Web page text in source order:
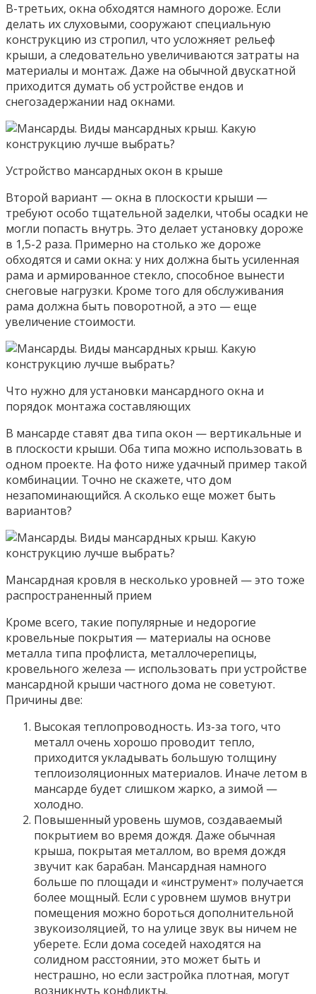
В-третьих, окна обходятся намного дороже. Если
делать их слуховыми, сооружают специальную
конструкцию из стропил, что усложняет рельеф
крыши, а следовательно увеличиваются затраты на
материалы и монтаж. Даже на обычной двускатной
приходится думать об устройстве ендов и
снегозадержании над окнами.
Устройство мансардных окон в крыше
Второй вариант — окна в плоскости крыши —
требуют особо тщательной заделки, чтобы осадки не
могли попасть внутрь. Это делает установку дороже
в 1,5-2 раза. Примерно на столько же дороже
обходятся и сами окна: у них должна быть усиленная
рама и армированное стекло, способное вынести
снеговые нагрузки. Кроме того для обслуживания
рама должна быть поворотной, а это — еще
увеличение стоимости.
Что нужно для установки мансардного окна и
порядок монтажа составляющих
В мансарде ставят два типа окон — вертикальные и
в плоскости крыши. Оба типа можно использовать в
одном проекте. На фото ниже удачный пример такой
комбинации. Точно не скажете, что дом
незапоминающийся. А сколько еще может быть
вариантов?
Мансардная кровля в несколько уровней — это тоже
распространенный прием
Кроме всего, такие популярные и недорогие
кровельные покрытия — материалы на основе
металла типа профлиста, металлочерепицы,
кровельного железа — использовать при устройстве
мансардной крыши частного дома не советуют.
Причины две:
Высокая теплопроводность. Из-за того, что
металл очень хорошо проводит тепло,
приходится укладывать большую толщину
теплоизоляционных материалов. Иначе летом в
мансарде будет слишком жарко, а зимой —
холодно.
Повышенный уровень шумов, создаваемый
покрытием во время дождя. Даже обычная
крыша, покрытая металлом, во время дождя
звучит как барабан. Мансардная намного
больше по площади и «инструмент» получается
более мощный. Если с уровнем шумов внутри
помещения можно бороться дополнительной
звукоизоляцией, то на улице звук вы ничем не
уберете. Если дома соседей находятся на
солидном расстоянии, это может быть и
нестрашно, но если застройка плотная, могут
возникнуть конфликты.